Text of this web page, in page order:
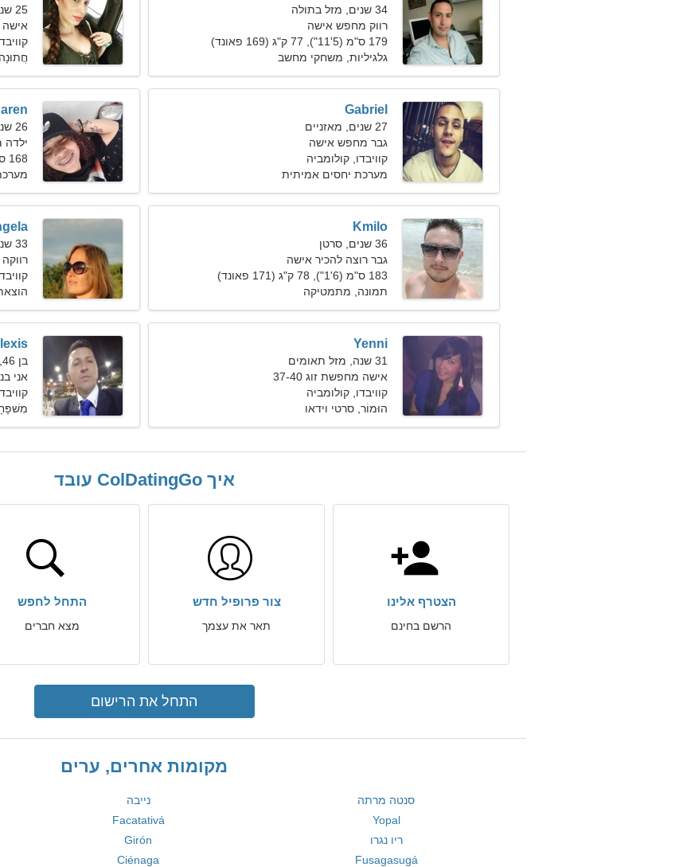
34 שנים, מזל בתולה
רווק מחפש אישה
179 ס"מ (5'11"), 77 ק"ג (169 פאונד)
גלגיליות, משחקי מחשב
25 שנים, עקרב
אישה
חֲתוּנָה
Gabriel
27 שנים, מאזניים
גבר מחפש אישה
קוויבדו, קולומביה
מערכת יחסים אמיתית
26 שנים, מזל דגים
168 ס"מ (5'7"), 53 ק"ג (116 פאונד)
Kmilo
36 שנים, סרטן
גבר רוצה להכיר אישה
183 ס"מ (6'1"), 78 ק"ג (171 פאונד)
תמונה, מתמטיקה
33 שנים, מזל שור
רווקה
Yenni
31 שנה, מזל תאומים
אישה מחפשת זוג 37-40
קוויבדו, קולומביה
הוּמוֹר, סרטי וידאו
בן 46, טלה
אני
איך ColDatingGo עובד
הצטרף אלינו
הרשם בחינם
צור פרופיל חדש
תאר את עצמך
התחל לחפש
מצא חברים
התחל את הרישום
מקומות אחרים, ערים
סנטה מרתה נייבה
Yopal
Facatativá
ריו נגרו
Girón
Fusagasugá
Ciénaga